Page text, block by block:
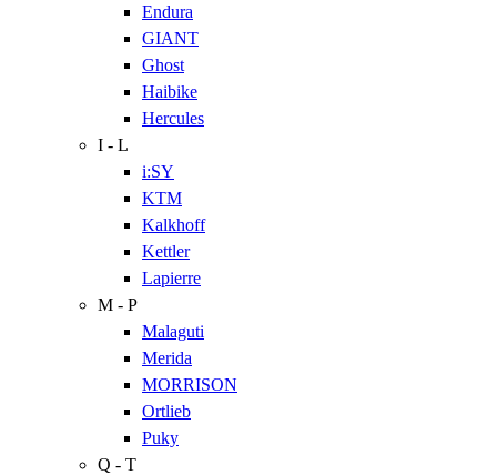
Endura
GIANT
Ghost
Haibike
Hercules
I - L
i:SY
KTM
Kalkhoff
Kettler
Lapierre
M - P
Malaguti
Merida
MORRISON
Ortlieb
Puky
Q - T